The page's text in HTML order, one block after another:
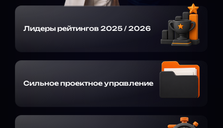
Лидеры рейтингов 2025 / 2026
Сильное проектное управление